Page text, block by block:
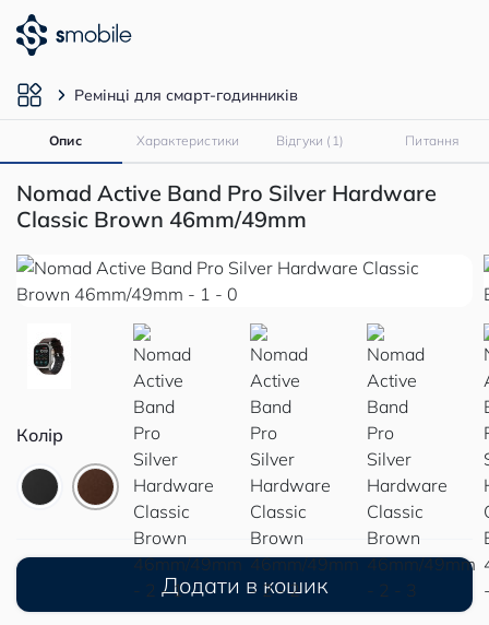
Ремінці для смарт-годинників
Опис Характеристики Відгуки (1) Питання
Nomad Active Band Pro Silver Hardware
Classic Brown 46mm/49mm
Колір
Додати в кошик